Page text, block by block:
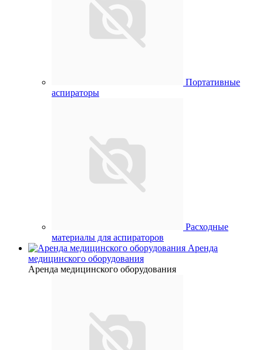
Портативные
аспираторы
Расходные
материалы для аспираторов
Аренда
медицинского оборудования
Аренда медицинского оборудования